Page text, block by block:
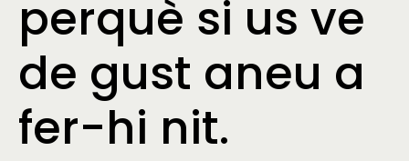
perquè si us ve
de gust aneu a
fer-hi nit.